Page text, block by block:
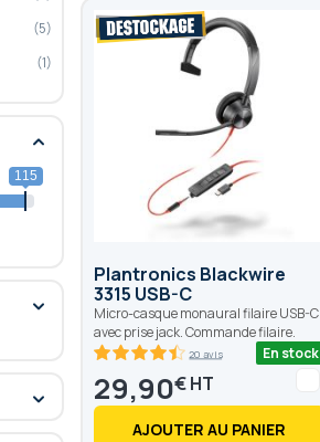
Plantronics Blackwire
3315 USB-C
Micro-casque monaural filaire USB-C
avec prise jack. Commande filaire.
20 avis En stock
29,90€
AJOUTER AU PANIER
5
1
115